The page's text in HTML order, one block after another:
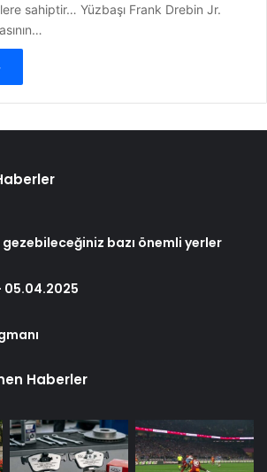
sahiptir… Yüzbaşı Frank Drebin Jr.
bazı önemli yerler
05.04.2025
Haberler